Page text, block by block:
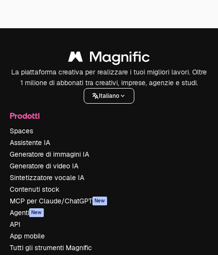
La piattaforma creativa per realizzare i tuoi migliori lavori. Oltre
1 milione di abbonati tra creativi, imprese, agenzie e studi.
Italiano
Prodotti
Spaces
Assistente IA
Generatore di immagini IA
Generatore di video IA
Sintetizzatore vocale IA
Contenuti stock
MCP per Claude/ChatGPT New
Agenti New
API
App mobile
Tutti gli strumenti Magnific